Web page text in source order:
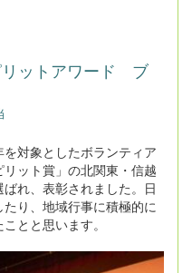
ットアワード ブ
対象としたボランティア
ット賞」の北関東・信越
れ、表彰されました。日
り、地域行事に積極的に
とと思います。